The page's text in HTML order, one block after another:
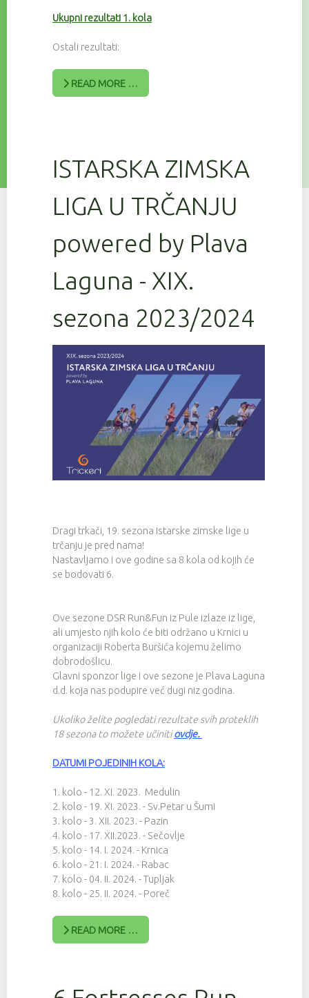
Ukupni rezultati 1. kola
Ostali rezultati:
READ MORE …
ISTARSKA ZIMSKA
LIGA U TRČANJU
powered by Plava
Laguna - XIX.
sezona 2023/2024
Dragi trkači, 19. sezona Istarske zimske lige u
trčanju je pred nama!
Nastavljamo i ove godine sa 8 kola od kojih će
se bodovati 6.
Ove sezone DSR Run&Fun iz Pule izlaze iz lige,
ali umjesto njih kolo će biti održano u Krnici u
organizaciji Roberta Buršića kojemu želimo
dobrodošlicu.
Glavni sponzor lige i ove sezone je Plava Laguna
d.d. koja nas podupire već dugi niz godina.
Ukoliko želite pogledati rezultate svih proteklih
18 sezona to možete učinitiovdje.
DATUMI POJEDINIH KOLA:
1. kolo - 12. XI. 2023. Medulin
2. kolo - 19. XI. 2023. - Sv.Petar u Šumi
3. kolo - 3. XII. 2023. - Pazin
4. kolo - 17. XII.2023. - Sečovlje
5. kolo - 14. I. 2024. - Krnica
6. kolo - 21. I. 2024. - Rabac
7. kolo - 04. II. 2024. - Tupljak
8. kolo - 25. II. 2024. - Poreč
READ MORE …